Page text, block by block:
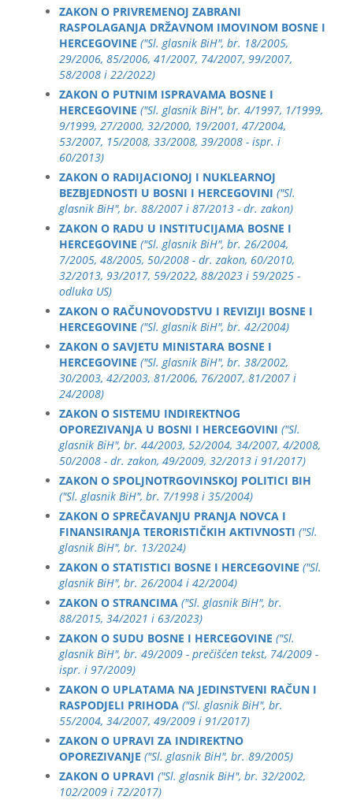
ZAKON O PRIVREMENOJ ZABRANI
RASPOLAGANJA DRŽAVNOM IMOVINOM BOSNE I
HERCEGOVINE ("Sl. glasnik BiH", br. 18/2005,
29/2006, 85/2006, 41/2007, 74/2007, 99/2007,
58/2008 i 22/2022)
ZAKON O PUTNIM ISPRAVAMA BOSNE I
HERCEGOVINE ("Sl. glasnik BiH", br. 4/1997, 1/1999,
9/1999, 27/2000, 32/2000, 19/2001, 47/2004,
53/2007, 15/2008, 33/2008, 39/2008 - ispr. i
60/2013)
ZAKON O RADIJACIONOJ I NUKLEARNOJ
BEZBJEDNOSTI U BOSNI I HERCEGOVINI ("Sl.
glasnik BiH", br. 88/2007 i 87/2013 - dr. zakon)
ZAKON O RADU U INSTITUCIJAMA BOSNE I
HERCEGOVINE ("Sl. glasnik BiH", br. 26/2004,
7/2005, 48/2005, 50/2008 - dr. zakon, 60/2010,
32/2013, 93/2017, 59/2022, 88/2023 i 59/2025 -
odluka US)
ZAKON O RAČUNOVODSTVU I REVIZIJI BOSNE I
HERCEGOVINE ("Sl. glasnik BiH", br. 42/2004)
ZAKON O SAVJETU MINISTARA BOSNE I
HERCEGOVINE ("Sl. glasnik BiH", br. 38/2002,
30/2003, 42/2003, 81/2006, 76/2007, 81/2007 i
24/2008)
ZAKON O SISTEMU INDIREKTNOG
OPOREZIVANJA U BOSNI I HERCEGOVINI ("Sl.
glasnik BiH", br. 44/2003, 52/2004, 34/2007, 4/2008,
50/2008 - dr. zakon, 49/2009, 32/2013 i 91/2017)
ZAKON O SPOLJNOTRGOVINSKOJ POLITICI BIH
("Sl. glasnik BiH", br. 7/1998 i 35/2004)
ZAKON O SPREČAVANJU PRANJA NOVCA I
FINANSIRANJA TERORISTIČKIH AKTIVNOSTI ("Sl.
glasnik BiH", br. 13/2024)
ZAKON O STATISTICI BOSNE I HERCEGOVINE ("Sl.
glasnik BiH", br. 26/2004 i 42/2004)
ZAKON O STRANCIMA ("Sl. glasnik BiH", br.
88/2015, 34/2021 i 63/2023)
ZAKON O SUDU BOSNE I HERCEGOVINE ("Sl.
glasnik BiH", br. 49/2009 - prečišćen tekst, 74/2009 -
ispr. i 97/2009)
ZAKON O UPLATAMA NA JEDINSTVENI RAČUN I
RASPODJELI PRIHODA ("Sl. glasnik BiH", br.
55/2004, 34/2007, 49/2009 i 91/2017)
ZAKON O UPRAVI ZA INDIREKTNO
OPOREZIVANJE ("Sl. glasnik BiH", br. 89/2005)
ZAKON O UPRAVI ("Sl. glasnik BiH", br. 32/2002,
102/2009 i 72/2017)